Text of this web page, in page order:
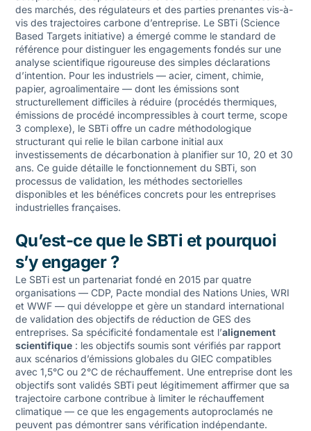
des marchés, des régulateurs et des parties prenantes vis-à-
vis des trajectoires carbone d’entreprise. Le SBTi (Science
Based Targets initiative) a émergé comme le standard de
référence pour distinguer les engagements fondés sur une
analyse scientifique rigoureuse des simples déclarations
d’intention. Pour les industriels — acier, ciment, chimie,
papier, agroalimentaire — dont les émissions sont
structurellement difficiles à réduire (procédés thermiques,
émissions de procédé incompressibles à court terme, scope
3 complexe), le SBTi offre un cadre méthodologique
structurant qui relie le bilan carbone initial aux
investissements de décarbonation à planifier sur 10, 20 et 30
ans. Ce guide détaille le fonctionnement du SBTi, son
processus de validation, les méthodes sectorielles
disponibles et les bénéfices concrets pour les entreprises
industrielles françaises.
Qu’est-ce que le SBTi et pourquoi
s’y engager ?
Le SBTi est un partenariat fondé en 2015 par quatre
organisations — CDP, Pacte mondial des Nations Unies, WRI
et WWF — qui développe et gère un standard international
de validation des objectifs de réduction de GES des
entreprises. Sa spécificité fondamentale est l’alignement
scientifique: les objectifs soumis sont vérifiés par rapport
aux scénarios d’émissions globales du GIEC compatibles
avec 1,5°C ou 2°C de réchauffement. Une entreprise dont les
objectifs sont validés SBTi peut légitimement affirmer que sa
trajectoire carbone contribue à limiter le réchauffement
climatique — ce que les engagements autoproclamés ne
peuvent pas démontrer sans vérification indépendante.